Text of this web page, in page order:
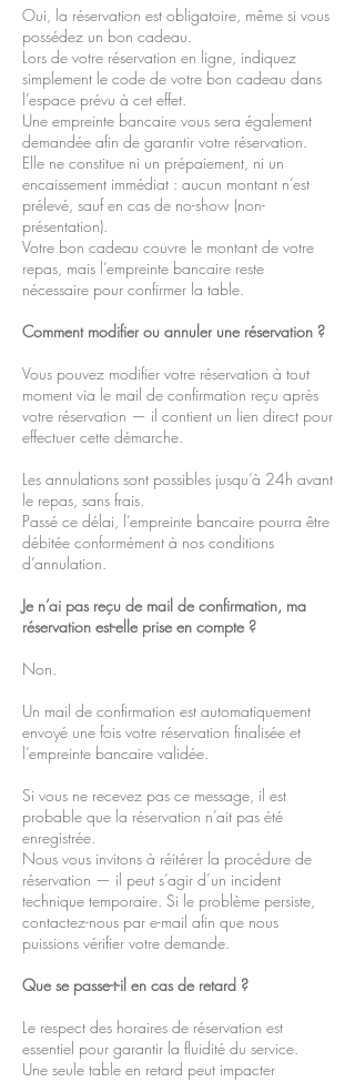
Oui, la réservation est obligatoire, même si vous
possédez un bon cadeau.
Lors de votre réservation en ligne, indiquez
simplement le code de votre bon cadeau dans
l’espace prévu à cet effet.
Une empreinte bancaire vous sera également
demandée afin de garantir votre réservation.
Elle ne constitue ni un prépaiement, ni un
encaissement immédiat : aucun montant n’est
prélevé, sauf en cas de no-show (non-
présentation).
Votre bon cadeau couvre le montant de votre
repas, mais l’empreinte bancaire reste
nécessaire pour confirmer la table.
Comment modifier ou annuler une réservation ?
Vous pouvez modifier votre réservation à tout
moment via le mail de confirmation reçu après
votre réservation — il contient un lien direct pour
effectuer cette démarche.
Les annulations sont possibles jusqu’à 24h avant
le repas, sans frais.
Passé ce délai, l’empreinte bancaire pourra être
débitée conformément à nos conditions
d’annulation.
Je n’ai pas reçu de mail de confirmation, ma
réservation est-elle prise en compte ?
Non.
Un mail de confirmation est automatiquement
envoyé une fois votre réservation finalisée et
l’empreinte bancaire validée.
Si vous ne recevez pas ce message, il est
probable que la réservation n’ait pas été
enregistrée.
Nous vous invitons à réitérer la procédure de
réservation — il peut s’agir d’un incident
technique temporaire. Si le problème persiste,
contactez-nous par e-mail afin que nous
puissions vérifier votre demande.
Que se passe-t-il en cas de retard ?
Le respect des horaires de réservation est
essentiel pour garantir la fluidité du service.
Une seule table en retard peut impacter